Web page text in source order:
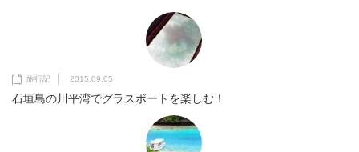
旅行記 2015.09.05
石垣島の川平湾でグラスボートを楽しむ！